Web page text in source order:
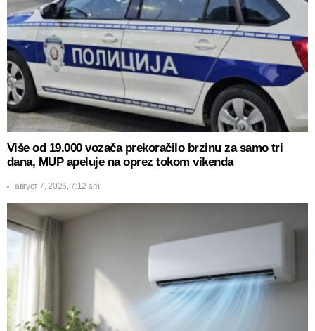
Više od 19.000 vozača prekoračilo brzinu za samo tri
dana, MUP apeluje na oprez tokom vikenda
август 7, 2026, 7:12 am